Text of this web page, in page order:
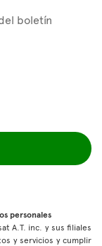
boletín
personales
A.T. inc. y sus filiales
y servicios y cumplir